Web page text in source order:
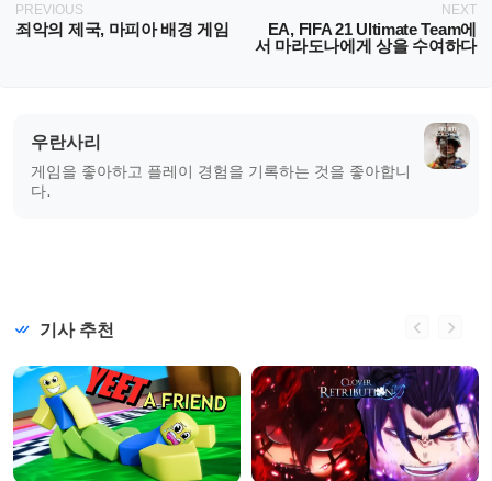
PREVIOUS
죄악의 제국, 마피아 배경 게임
NEXT
EA, FIFA 21 Ultimate Team에
서 마라도나에게 상을 수여하다
우란사리
게임을 좋아하고 플레이 경험을 기록하는 것을 좋아합니
다.
기사 추천